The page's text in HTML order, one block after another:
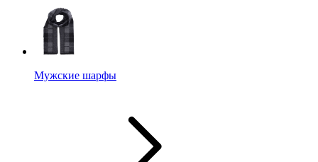
Мужские шарфы